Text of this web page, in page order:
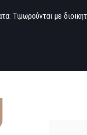
Τιμωρούνται με